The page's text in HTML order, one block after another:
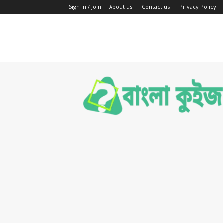
Sign in / Join About us Contact us Privacy Policy
Bengali
Quiz